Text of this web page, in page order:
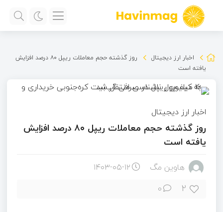
اخبار ارز دیجیتال
روز گذشته حجم معاملات ریپل ۸۰ درصد افزایش
یافته است
اخبار ارز دیجیتال
روز گذشته حجم معاملات ریپل ۸۰ درصد افزایش
یافته است
هاوین مگ ۱۴۰۳-۰۵-۱۲
2
0